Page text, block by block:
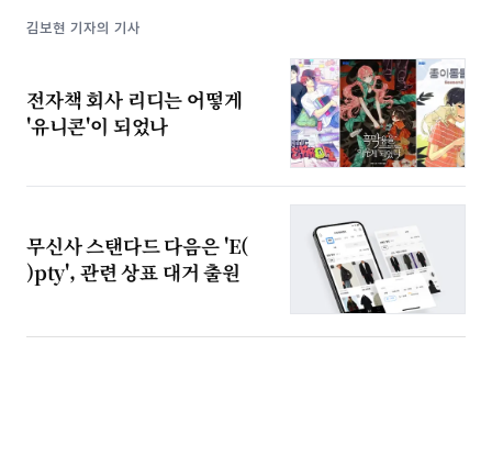
김보현 기자의 기사
전자책 회사 리디는 어떻게
'유니콘'이 되었나
무신사 스탠다드 다음은 'E(
)pty', 관련 상표 대거 출원